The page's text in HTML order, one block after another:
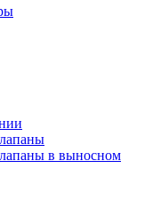
в выносном